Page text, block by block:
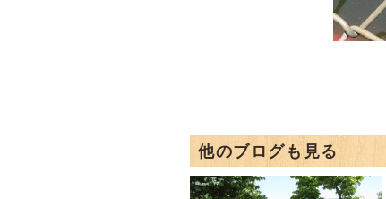
他のブログも見る